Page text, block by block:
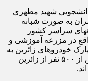
دانشجویی شهید مطهری
به صورت شبانه
سراسر کشور
در مزرعه آموزشی و
خودروهای زائرین به
ویژه دانشگاهیان کشور بوده و تاکنون بیش از ۵۰۰ نفر از زائرین